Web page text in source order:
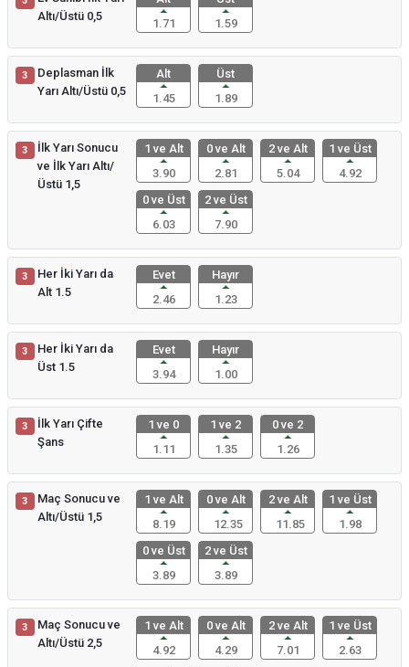
Altı/Üstü 0,5
1.71
1.59
3
Deplasman İlk
Yarı Altı/Üstü 0,5
Alt
1.45
Üst
1.89
3
İlk Yarı Sonucu
ve İlk Yarı Altı/
Üstü 1,5
1 ve Alt
3.90
0 ve Alt
2.81
2 ve Alt
5.04
1 ve Üst
4.92
0 ve Üst
6.03
2 ve Üst
7.90
3
Her İki Yarı da
Alt 1.5
Evet
2.46
Hayır
1.23
3
Her İki Yarı da
Üst 1.5
Evet
3.94
Hayır
1.00
3
İlk Yarı Çifte
Şans
1 ve 0
1.11
1 ve 2
1.35
0 ve 2
1.26
3
Maç Sonucu ve
Altı/Üstü 1,5
1 ve Alt
8.19
0 ve Alt
12.35
2 ve Alt
11.85
1 ve Üst
1.98
0 ve Üst
3.89
2 ve Üst
3.89
3
Maç Sonucu ve
Altı/Üstü 2,5
1 ve Alt
4.92
0 ve Alt
4.29
2 ve Alt
7.01
1 ve Üst
2.63